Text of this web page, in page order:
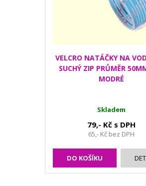
VELCRO NATÁČKY NA
SUCHÝ ZIP PRŮMĚR
MODRÉ
Skladem
79,- Kč s DPH
65,- Kč bez DPH
DO KOŠÍKU